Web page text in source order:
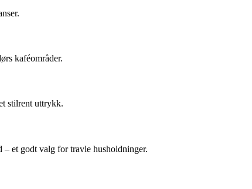
kaféområder.
stilrent uttrykk.
et godt valg for travle husholdninger.